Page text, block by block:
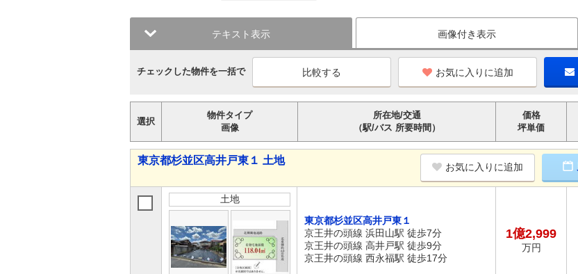
テキスト表示 画像付き表示
チェックした物件を一括で お気に入りに追加
選択
物件タイプ
画像
所在地/交通
（駅/バス 所要時間）
価格
坪単価
東京都杉並区高井戸東１ 土地
お気に入りに追加
土地
東京都杉並区高井戸東１
京王井の頭線 浜田山駅 徒歩7分
京王井の頭線 高井戸駅 徒歩9分
京王井の頭線 西永福駅 徒歩17分
1億2,999
万円